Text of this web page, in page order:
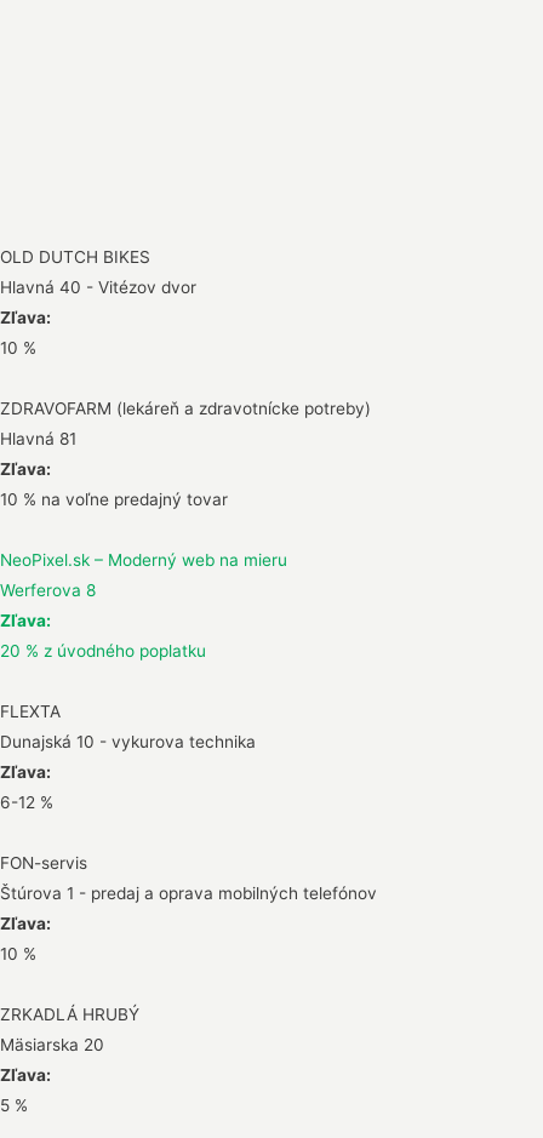
OLD DUTCH BIKES
Hlavná 40 - Vitézov dvor
Zľava:
10 %
ZDRAVOFARM (lekáreň a zdravotnícke potreby)
Hlavná 81
Zľava:
10 % na voľne predajný tovar
NeoPixel.sk – Moderný web na mieru
Werferova 8
Zľava:
20 % z úvodného poplatku
FLEXTA
Dunajská 10 - vykurova technika
Zľava:
6-12 %
FON-servis
Štúrova 1 - predaj a oprava mobilných telefónov
Zľava:
10 %
ZRKADLÁ HRUBÝ
Mäsiarska 20
Zľava:
5 %